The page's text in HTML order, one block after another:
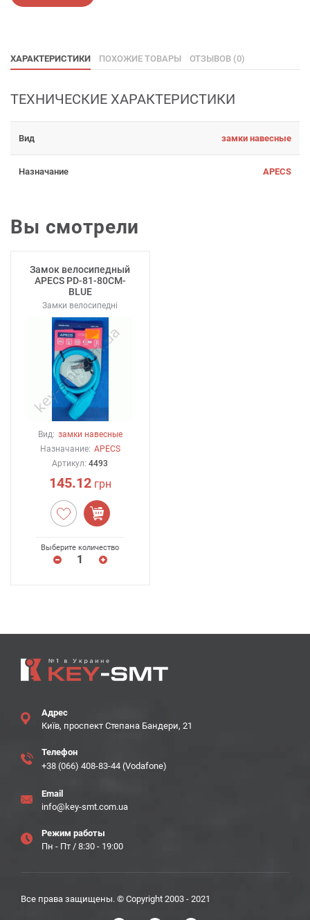
ХАРАКТЕРИСТИКИ ПОХОЖИЕ ТОВАРЫ ОТЗЫВОВ (0)
ТЕХНИЧЕСКИЕ ХАРАКТЕРИСТИКИ
Вид замки навесные
Назначание APECS
Вы смотрели
Замок велосипедный
APECS PD-81-80CM-
BLUE
Замки велосипедні
Вид: замки навесные
Назначание: APECS
Артикул:4493
145.12грн
Выберите количество
Адрес
Київ, проспект Степана Бандери, 21
Телефон
+38 (066) 408-83-44 (Vodafone)
Email
info@key-smt.com.ua
Режим работы
Пн - Пт / 8:30 - 19:00
Все права защищены. © Copyright 2003 - 2021